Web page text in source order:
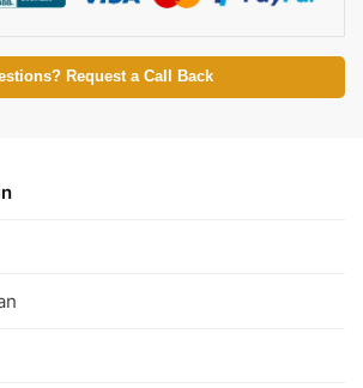
Request a Call Back